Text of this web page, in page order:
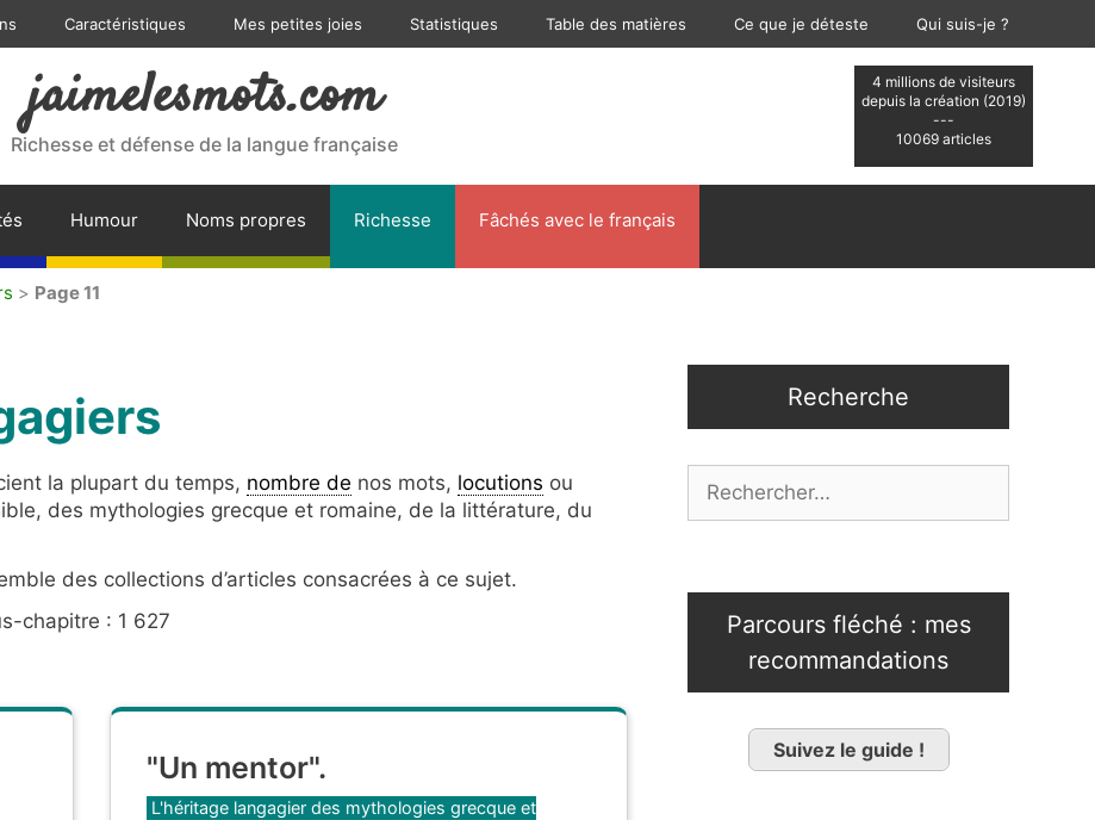
Caractéristiques Mes petites joies Statistiques Table des matières Ce que je déteste Qui suis-je ?
4 millions de visiteurs
depuis la création (2019)
---
10069 articles
jaimelesmots.com
Richesse et défense de la langue française
Humour Noms propres Richesse Fâchés avec le français
> Page 11
la plupart du temps, nombre de nos mots, locutions ou
des mythologies grecque et romaine, de la littérature, du
des collections d’articles consacrées à ce sujet.
chapitre : 1 627
"Un mentor".
Catégories
L'héritage langagier des mythologies grecque et
Recherche
Parcours fléché : mes
recommandations
Suivez le guide !